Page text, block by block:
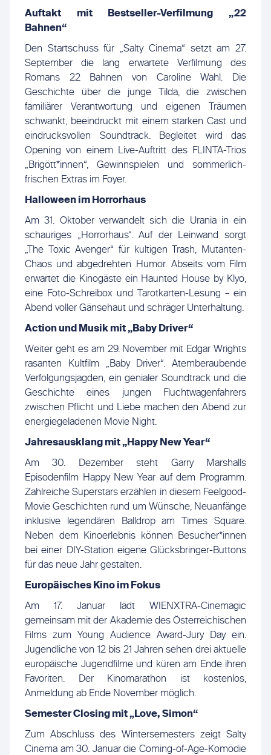
Auftakt mit Bestseller-Verfilmung „22
Bahnen“
Den Startschuss für „Salty Cinema“ setzt am 27.
September die lang erwartete Verfilmung des
Romans 22 Bahnen von Caroline Wahl. Die
Geschichte über die junge Tilda, die zwischen
familiärer Verantwortung und eigenen Träumen
schwankt, beeindruckt mit einem starken Cast und
eindrucksvollen Soundtrack. Begleitet wird das
Opening von einem Live-Auftritt des FLINTA-Trios
„Brigött*innen“, Gewinnspielen und sommerlich-
frischen Extras im Foyer.
Halloween im Horrorhaus
Am 31. Oktober verwandelt sich die Urania in ein
schauriges „Horrorhaus“. Auf der Leinwand sorgt
„The Toxic Avenger“ für kultigen Trash, Mutanten-
Chaos und abgedrehten Humor. Abseits vom Film
erwartet die Kinogäste ein Haunted House by Klyo,
eine Foto-Schreibox und Tarotkarten-Lesung – ein
Abend voller Gänsehaut und schräger Unterhaltung.
Action und Musik mit „Baby Driver“
Weiter geht es am 29. November mit Edgar Wrights
rasanten Kultfilm „Baby Driver“. Atemberaubende
Verfolgungsjagden, ein genialer Soundtrack und die
Geschichte eines jungen Fluchtwagenfahrers
zwischen Pflicht und Liebe machen den Abend zur
energiegeladenen Movie Night.
Jahresausklang mit „Happy New Year“
Am 30. Dezember steht Garry Marshalls
Episodenfilm Happy New Year auf dem Programm.
Zahlreiche Superstars erzählen in diesem Feelgood-
Movie Geschichten rund um Wünsche, Neuanfänge
inklusive legendären Balldrop am Times Square.
Neben dem Kinoerlebnis können Besucher*innen
bei einer DIY-Station eigene Glücksbringer-Buttons
für das neue Jahr gestalten.
Europäisches Kino im Fokus
Am 17. Januar lädt WIENXTRA-Cinemagic
gemeinsam mit der Akademie des Österreichischen
Films zum Young Audience Award-Jury Day ein.
Jugendliche von 12 bis 21 Jahren sehen drei aktuelle
europäische Jugendfilme und küren am Ende ihren
Favoriten. Der Kinomarathon ist kostenlos,
Anmeldung ab Ende November möglich.
Semester Closing mit „Love, Simon“
Zum Abschluss des Wintersemesters zeigt Salty
Cinema am 30. Januar die Coming-of-Age-Komödie